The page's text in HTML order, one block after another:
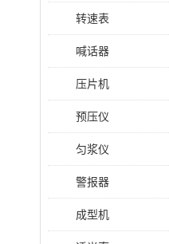
转速表
喊话器
压片机
预压仪
匀浆仪
警报器
成型机